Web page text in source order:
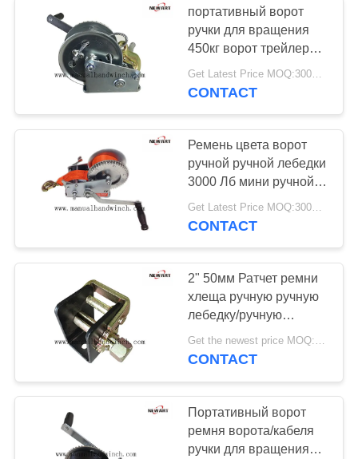
гидровлический
гофрируя
инструмент
Личные
инструменты
безопасности
14
портативный ворот
ручки для вращения
450кг ворот трейлера
ручной лебедки 1000
льб ручной, который
CONTACT
Ремень цвета ворот
ручной ручной лебедки
3000 Лб мини ручной с
Веббинг
CONTACT
2" 50мм Ратчет ремни
хлеща ручную ручную
лебедку/ручную
лебедку следа
Get the newest price MOQ:500
CONTACT
Портативный ворот
ремня ворота/кабеля
ручки для вращения